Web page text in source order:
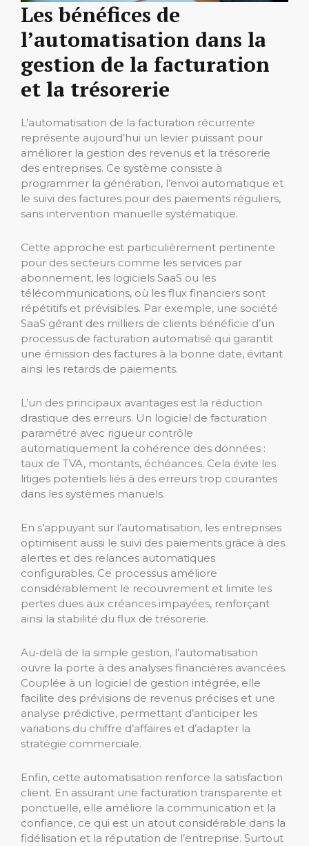
Les bénéfices de
l’automatisation dans la
gestion de la facturation
et la trésorerie
L’automatisation de la facturation récurrente
représente aujourd’hui un levier puissant pour
améliorer la gestion des revenus et la trésorerie
des entreprises. Ce système consiste à
programmer la génération, l’envoi automatique et
le suivi des factures pour des paiements réguliers,
sans intervention manuelle systématique.
Cette approche est particulièrement pertinente
pour des secteurs comme les services par
abonnement, les logiciels SaaS ou les
télécommunications, où les flux financiers sont
répétitifs et prévisibles. Par exemple, une société
SaaS gérant des milliers de clients bénéficie d’un
processus de facturation automatisé qui garantit
une émission des factures à la bonne date, évitant
ainsi les retards de paiements.
L’un des principaux avantages est la réduction
drastique des erreurs. Un logiciel de facturation
paramétré avec rigueur contrôle
automatiquement la cohérence des données :
taux de TVA, montants, échéances. Cela évite les
litiges potentiels liés à des erreurs trop courantes
dans les systèmes manuels.
En s’appuyant sur l’automatisation, les entreprises
optimisent aussi le suivi des paiements grâce à des
alertes et des relances automatiques
configurables. Ce processus améliore
considérablement le recouvrement et limite les
pertes dues aux créances impayées, renforçant
ainsi la stabilité du flux de trésorerie.
Au-delà de la simple gestion, l’automatisation
ouvre la porte à des analyses financières avancées.
Couplée à un logiciel de gestion intégrée, elle
facilite des prévisions de revenus précises et une
analyse prédictive, permettant d’anticiper les
variations du chiffre d’affaires et d’adapter la
stratégie commerciale.
Enfin, cette automatisation renforce la satisfaction
client. En assurant une facturation transparente et
ponctuelle, elle améliore la communication et la
confiance, ce qui est un atout considérable dans la
fidélisation et la réputation de l’entreprise. Surtout